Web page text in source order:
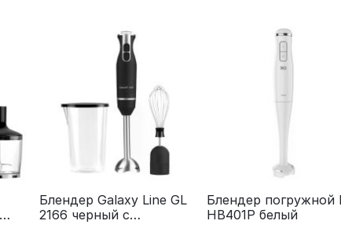
Блендер Galaxy Line GL
2166 черный с
Блендер погружной
HB401P белый